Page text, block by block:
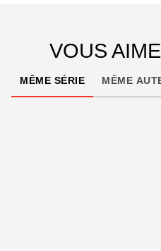
VOUS
MÊME SÉRIE MÊME